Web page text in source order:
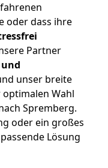
oder dass ihre
Partner
unser breite
Wahl
Spremberg.
oder ein großes
Lösung